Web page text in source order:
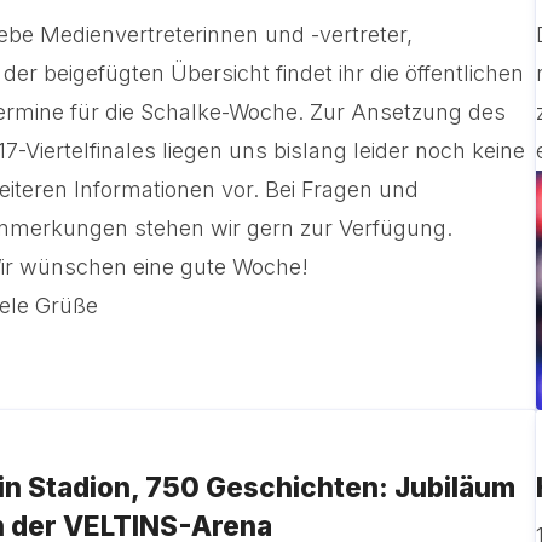
Medienvertreterinnen und -vertreter,
der beigefügten Übersicht findet ihr die öffentlichen
für die Schalke-Woche. Zur Ansetzung des
Viertelfinales liegen uns bislang leider noch keine
Informationen vor. Bei Fragen und
stehen wir gern zur Verfügung.
wünschen eine gute Woche!
Grüße
Stadion, 750 Geschichten: Jubiläum
der VELTINS-Arena